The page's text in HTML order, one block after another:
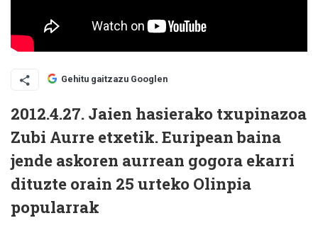
Gehitu gaitzazu Googlen
2012.4.27. Jaien hasierako txupinazoa
Zubi Aurre etxetik. Euripean baina
jende askoren aurrean gogora ekarri
dituzte orain 25 urteko Olinpia
popularrak